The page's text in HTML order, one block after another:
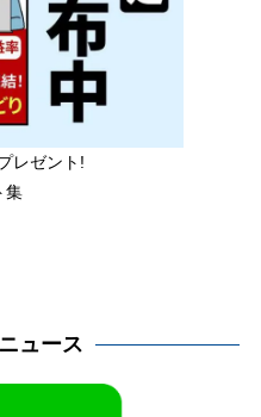
レゼント!
集
ュース